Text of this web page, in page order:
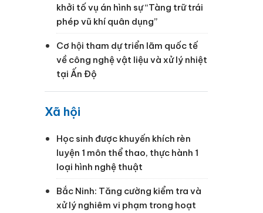
khởi tố vụ án hình sự “Tàng trữ trái
phép vũ khí quân dụng”
Cơ hội tham dự triển lãm quốc tế
về công nghệ vật liệu và xử lý nhiệt
tại Ấn Độ
Xã hội
Học sinh được khuyến khích rèn
luyện 1 môn thể thao, thực hành 1
loại hình nghệ thuật
Bắc Ninh: Tăng cường kiểm tra và
xử lý nghiêm vi phạm trong hoạt